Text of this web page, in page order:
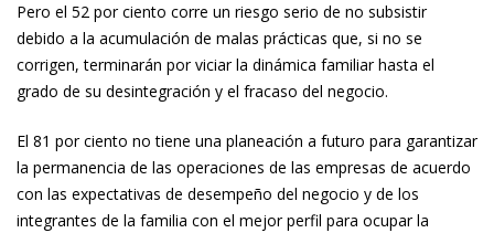
Pero el 52 por ciento corre un riesgo serio de no subsistir
debido a la acumulación de malas prácticas que, si no se
corrigen, terminarán por viciar la dinámica familiar hasta el
grado de su desintegración y el fracaso del negocio.
El 81 por ciento no tiene una planeación a futuro para garantizar
la permanencia de las operaciones de las empresas de acuerdo
con las expectativas de desempeño del negocio y de los
integrantes de la familia con el mejor perfil para ocupar la